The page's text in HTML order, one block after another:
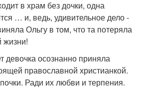
в храм без дочки, одна
… и, ведь, удивительное дело -
Ольгу в том, что та потеряла
жизни!
девочка осознанно приняла
православной христианкой.
Ради их любви и терпения.